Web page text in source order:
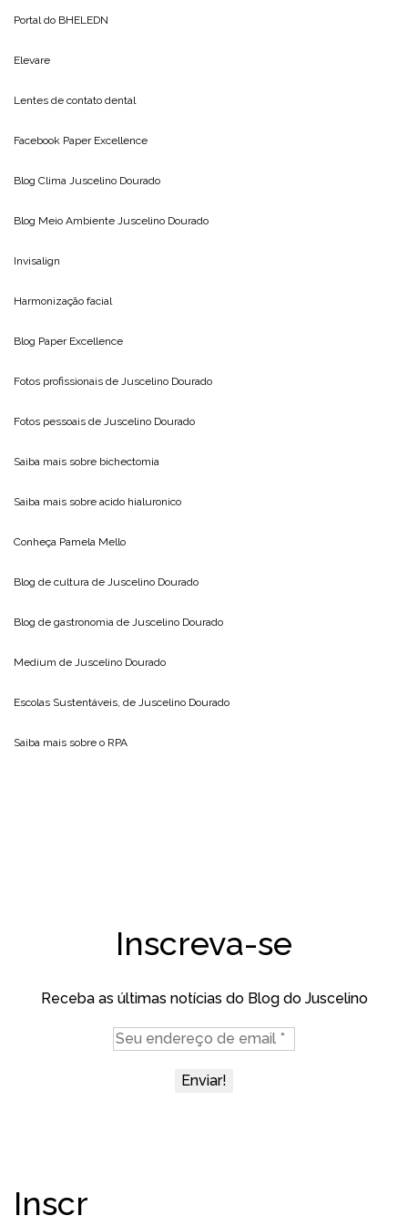
Portal do BHELEDN
Elevare
Lentes de contato dental
Facebook Paper Excellence
Blog Clima Juscelino Dourado
Blog Meio Ambiente Juscelino Dourado
Invisalign
Harmonização facial
Blog Paper Excellence
Fotos profissionais de Juscelino Dourado
Fotos pessoais de Juscelino Dourado
Saiba mais sobre bichectomia
Saiba mais sobre acido hialuronico
Conheça Pamela Mello
Blog de cultura de Juscelino Dourado
Blog de gastronomia de Juscelino Dourado
Medium de Juscelino Dourado
Escolas Sustentáveis, de Juscelino Dourado
Saiba mais sobre o RPA
Inscreva-se
Receba as últimas notícias do Blog do Juscelino
Inscr